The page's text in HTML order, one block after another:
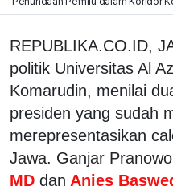
REPUBLIKA.CO.ID,
politik Universitas Al
Komarudin, menilai
presiden yang sudah
merepresentasikan
Jawa. Ganjar
MD dan Anies